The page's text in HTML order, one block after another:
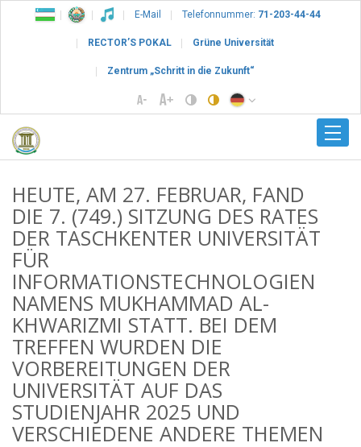
E-Mail Telefonnummer: 71-203-44-44
RECTOR’S POKAL Grüne Universität
Zentrum „Schritt in die Zukunft“
HEUTE, AM 27. FEBRUAR, FAND
DIE 7. (749.) SITZUNG DES RATES
DER TASCHKENTER UNIVERSITÄT
FÜR
INFORMATIONSTECHNOLOGIEN
NAMENS MUKHAMMAD AL-
KHWARIZMI STATT. BEI DEM
TREFFEN WURDEN DIE
VORBEREITUNGEN DER
UNIVERSITÄT AUF DAS
STUDIENJAHR 2025 UND
VERSCHIEDENE ANDERE THEMEN